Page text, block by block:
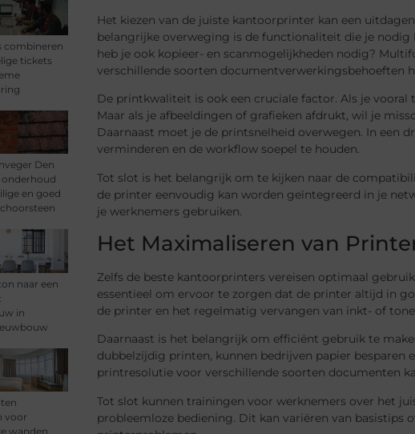
combineren
tickets
Den
onderhoud
en goed
naar een
in
voor
wanden
Het kiezen van de juiste kantoorprinter kan een
belangrijke overweging is de functionaliteit die je
heb je ook kopieer- en scanmogelijkheden nodig?
verschillende soorten documentverwerkingsbehoeften
De printkwaliteit is ook een cruciale factor. Als je
Maar als je afbeeldingen of grafieken afdrukt, wil je
Daarnaast moet je de printsnelheid overwegen. In een
verminderen en de workflow soepel te houden.
Tot slot is het belangrijk om te kijken naar de
de printer eenvoudig kan worden geïntegreerd in je
je werknemers gebruiken.
Het Maximaliseren van
Zelfs de beste kantoorprinters vereisen optimaal
essentieel om ervoor te zorgen dat de printer altijd in
de printer en het regelmatig vervangen van inkt- of
Daarnaast is het belangrijk om efficiënt gebruik te
dubbelzijdig printen, kunnen bedrijven papier besparen
printresolutie voor verschillende soorten documenten
Tot slot kunnen trainingen voor werknemers over het
probleemloze bediening. Dit kan variëren van basistips